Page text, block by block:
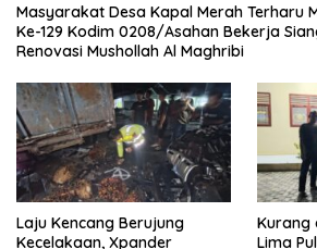
Masyarakat Desa Kapal Merah Terharu
Ke-129 Kodim 0208/Asahan Bekerja
Renovasi Mushollah Al Maghribi
Laju Kencang Berujung
Kecelakaan, Xpander
Kurang
Lima